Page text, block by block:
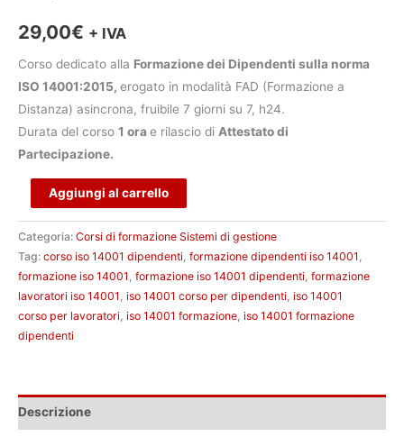
29,00€ + IVA
Corso dedicato alla Formazione dei Dipendenti sulla norma
ISO 14001:2015, erogato in modalità FAD (Formazione a
Distanza) asincrona, fruibile 7 giorni su 7, h24.
Durata del corso 1 ora e rilascio di Attestato di
Partecipazione.
Aggiungi al carrello
Categoria: Corsi di formazione Sistemi di gestione
Tag: corso iso 14001 dipendenti formazione dipendenti iso 14001
formazione iso 14001 formazione iso 14001 dipendenti formazione
lavoratori iso 14001 iso 14001 corso per dipendenti iso 14001
corso per lavoratori iso 14001 formazione iso 14001 formazione
dipendenti
Descrizione